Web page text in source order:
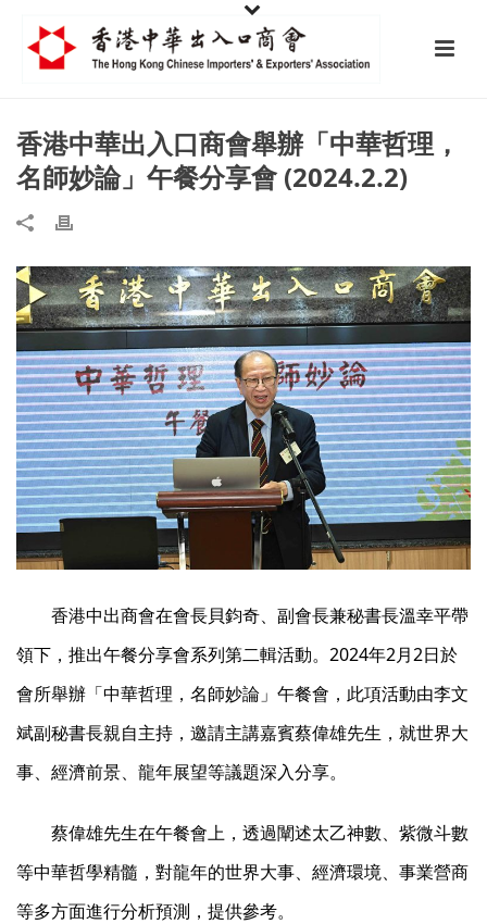
香港中華出入口商會舉辦「中華哲理，
名師妙論」午餐分享會 (2024.2.2)
香港中出商會在會長貝鈞奇、副會長兼秘書長溫幸平帶
領下，推出午餐分享會系列第二輯活動。2024年2月2日於
會所舉辦「中華哲理，名師妙論」午餐會，此項活動由李文
斌副秘書長親自主持，邀請主講嘉賓蔡偉雄先生，就世界大
事、經濟前景、龍年展望等議題深入分享。
蔡偉雄先生在午餐會上，透過闡述太乙神數、紫微斗數
等中華哲學精髓，對龍年的世界大事、經濟環境、事業營商
等多方面進行分析預測，提供參考。